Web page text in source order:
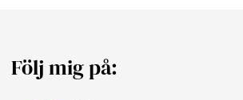
Följ mig på: